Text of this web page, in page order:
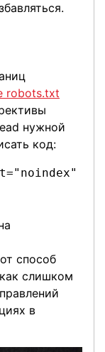
robots.txt
нужной
код:
способ
слишком
в